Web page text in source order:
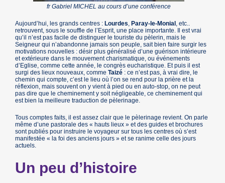
fr Gabriel MICHEL au cours d’une conférence
Aujourd’hui, les grands centres : Lourdes, Paray-le-Monial , etc..
retrouvent, sous le souffle de l’Esprit, une place importante. Il est vrai
qu’il n’est pas facile de distinguer le touriste du pèlerin, mais le
Seigneur qui n’abandonne jamais son peuple, sait bien faire surgir les
motivations nouvelles : désir plus généralisé d’une guérison intérieure
et extérieure dans le mouvement charismatique, ou événements
d’Eglise, comme cette année, le congrès eucharistique. Et puis il est
surgi des lieux nouveaux, commeTaizé : ce n’est pas, à vrai dire, le
chemin qui compte, c’est le lieu où l’on se rend pour la prière et la
réflexion, mais souvent on y vient à pied ou en auto-stop, on ne peut
pas dire que le cheminement y soit négligeable, ce cheminement qui
est bien la meilleure traduction de pèlerinage.
Tous comptes faits, il est assez clair que le pèlerinage revient. On parle
même d’une pastorale des « hauts lieux » et des guides et brochures
sont publiés pour instruire le voyageur sur tous les centres où s’est
manifestée « la foi des anciens jours » et se ranime celle des jours
actuels.
Un peu d’histoire